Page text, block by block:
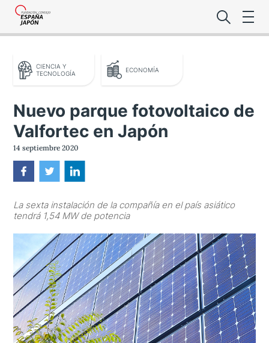
Lo último de la
Premio de
Noticias
Aviso legal
CIENCIA Y
TECNOLOGÍA
ECONOMÍA
Nuevo parque fotovoltaico de
Valfortec en Japón
14 septiembre 2020
La sexta instalación de la compañía en el país asiático
tendrá 1,54 MW de potencia